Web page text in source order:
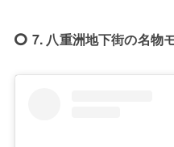
7. 八重洲地下街の名物